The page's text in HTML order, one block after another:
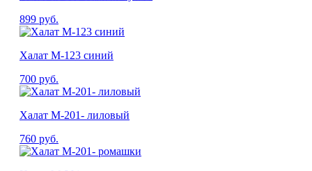
899 руб.
Халат М-123 синий
700 руб.
Халат М-201- лиловый
760 руб.